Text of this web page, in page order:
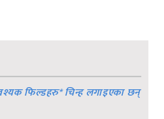
फिल्डहरु*चिन्ह लगाइएका छन्